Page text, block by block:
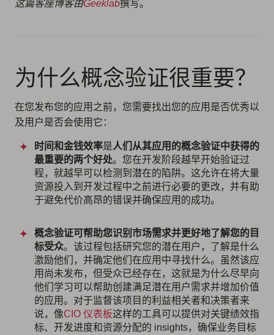
这篇客座博客由Geeklab撰写。
为什么概念验证很重要？
在您发布您的应用之前，您需要找出您的应用是否优秀以
及用户是否会使用它：
时间和金钱效率是人们从其应用的概念验证中获得的
最重要的两个好处。您在开发阶段越早开始验证过
程，就越早可以检测到潜在的陷阱。这允许在将大量
资源投入到开发过程中之前进行必要的更改，并有助
于避免代价高昂的错误并确保应用的成功。
概念验证可帮助您识别市场需求并更好地了解您的目
标受众。该过程包括研究您的潜在用户，了解是什么
激励他们，并确定他们在应用中寻找什么。虽然该应
用尚未发布，但受众已经存在，这就是为什么尽早向
他们学习可以帮助创建满足潜在用户需求并增加价值
的应用。对于监督该项目的利益相关者和决策者来
说，像CIO 仪表板这样的工具可以提供对关键绩效指
标、开发进度和资源分配的 insights，确保业务目标